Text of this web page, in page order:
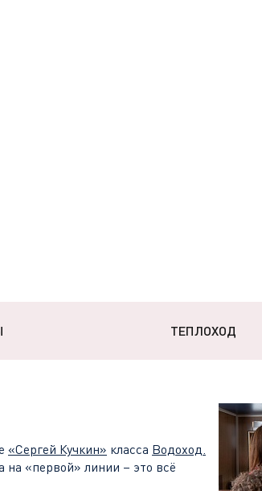
ТЕПЛОХОД
«Сергей Кучкин» класса Водоход.
«первой» линии – это всё